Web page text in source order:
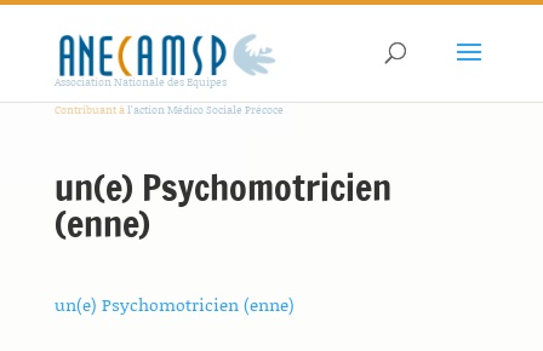
Association Nationale des Equipes
Contribuant àl'action Médico Sociale Précoce
un(e) Psychomotricien
(enne)
un(e) Psychomotricien (enne)